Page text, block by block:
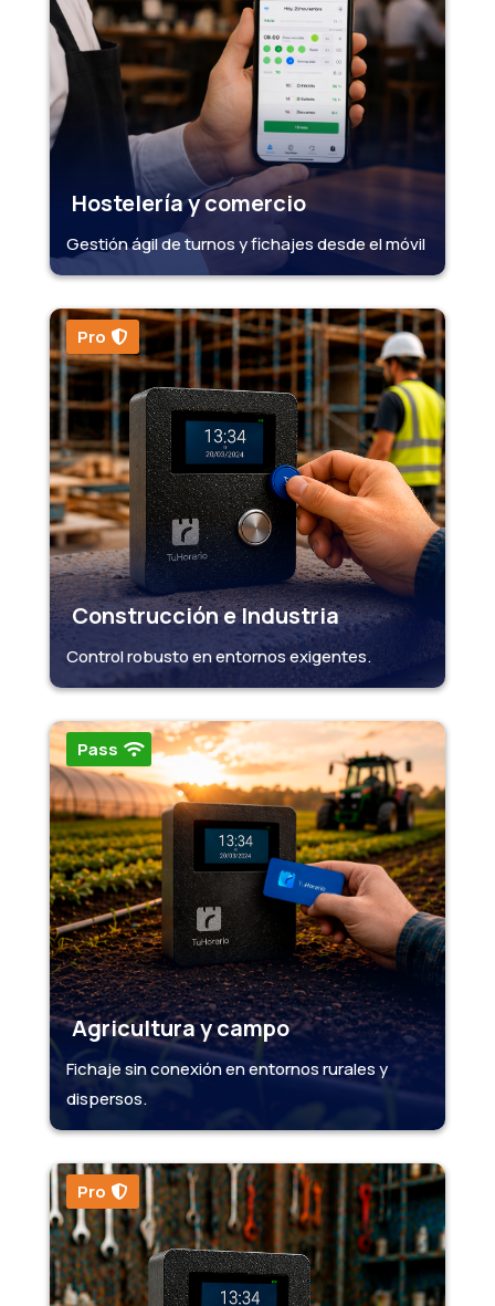
Hostelería y comercio
Gestión ágil de turnos y fichajes desde el móvil
Pro
Construcción e Industria
Control robusto en entornos exigentes.
Pass
Agricultura y campo
Fichaje sin conexión en entornos rurales y
dispersos.
Pro